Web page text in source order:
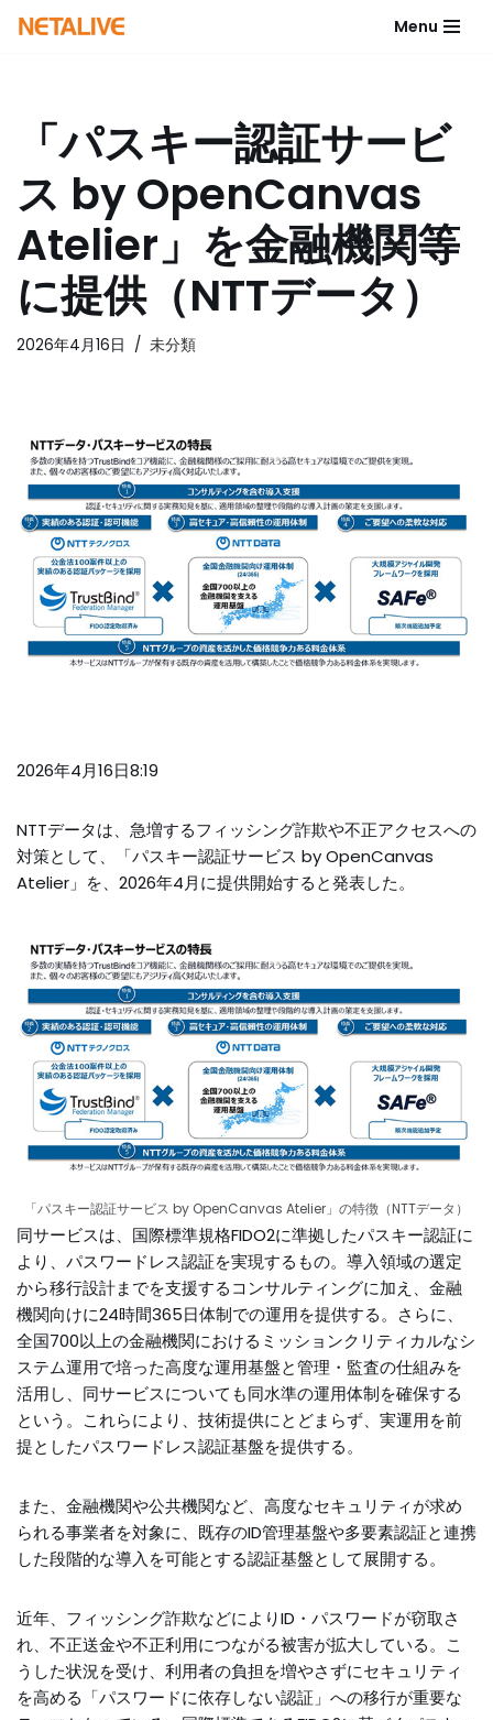
へ
ス
キ
プ
Menu
「パスキー認証サービ
ス by OpenCanvas
Atelier」を金融機関等
に提供（NTTデータ）
2026年4月16日 未分類
2026年4月16日8:19
NTTデータは、急増するフィッシング詐欺や不正アクセスへの
対策として、「パスキー認証サービス by OpenCanvas
Atelier」を、2026年4月に提供開始すると発表した。
「パスキー認証サービス by OpenCanvas Atelier」の特徴（NTTデータ）
同サービスは、国際標準規格FIDO2に準拠したパスキー認証に
より、パスワードレス認証を実現するもの。導入領域の選定
から移行設計までを支援するコンサルティングに加え、金融
機関向けに24時間365日体制での運用を提供する。さらに、
全国700以上の金融機関におけるミッションクリティカルなシ
ステム運用で培った高度な運用基盤と管理・監査の仕組みを
活用し、同サービスについても同水準の運用体制を確保する
という。これらにより、技術提供にとどまらず、実運用を前
提としたパスワードレス認証基盤を提供する。
また、金融機関や公共機関など、高度なセキュリティが求め
られる事業者を対象に、既存のID管理基盤や多要素認証と連携
した段階的な導入を可能とする認証基盤として展開する。
近年、フィッシング詐欺などによりID・パスワードが窃取さ
れ、不正送金や不正利用につながる被害が拡大している。こ
うした状況を受け、利用者の負担を増やさずにセキュリティ
を高める「パスワードに依存しない認証」への移行が重要な